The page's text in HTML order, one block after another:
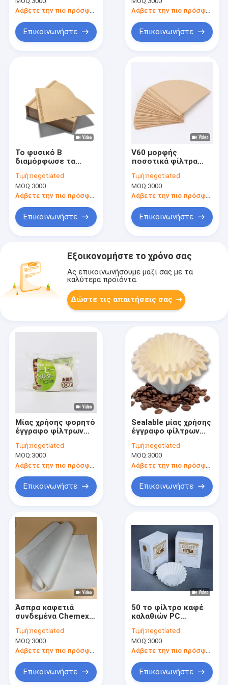
διαμορφωμένο
φίλτρο καφέ
θερμότητα
Λάβετε την πιο πρόσφατη τιμή
Επικοινωνήστε Επικοινωνήστε
Το φυσικό Β
διαμόρφωσε τα
13x10x10cm καφέ
εγγράφου φίλτρων
Τιμή:negotiated
MOQ:3000
Λάβετε την πιο πρόσφατη τιμή
Επικοινωνήστε
V60 μορφής
ποσοτικά φίλτρα
χρήσης 100
αριθμήσεις
Τιμή:negotiated
MOQ:3000
Λάβετε την πιο πρόσφατη τιμή
Επικοινωνήστε
Εξοικονομήστε το χρόνο σας
Ας επικοινωνήσουμε μαζί σας με τα
καλύτερα προϊόντα.
Δώστε τις απαιτήσεις σας
Μίας χρήσης φορητό
έγγραφο φίλτρων
μορφής κώνων για
τον καφέ
Τιμή:negotiated
MOQ:3000
Λάβετε την πιο πρόσφατη τιμή
Επικοινωνήστε
Sealable μίας χρήσης
έγγραφο φίλτρων
Eco 125x165 χιλ.
Τιμή:negotiated
MOQ:3000
Επικοινωνήστε
Άσπρα καφετιά
συνδεμένα Chemexs
Prefolded
τετραγωνικά για το
ζυθοποιό
Τιμή:negotiated
MOQ:3000
Λάβετε την πιο πρόσφατη τιμή
Επικοινωνήστε
50 το φίλτρο καφέ
καλαθιών PC
χρήσης καλάθι
εγγράφου για τον
κατασκευαστή καφέ
Τιμή:negotiated
MOQ:3000
Λάβετε την πιο πρόσφατη τιμή
Επικοινωνήστε